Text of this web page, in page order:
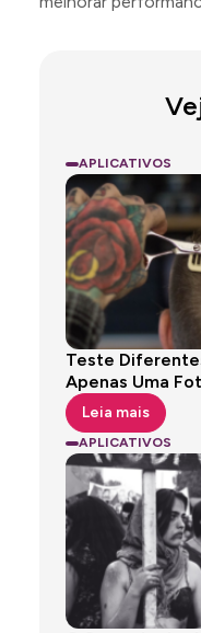
APLICATIVOS
Teste
Apenas Uma
Leia mais
APLICATIVOS